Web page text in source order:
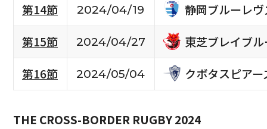
第14節
2024/04/19
静岡ブルーレヴ
第15節
2024/04/27
東芝ブレイブ
第16節
2024/05/04 クボタスピア
THE CROSS-BORDER RUGBY 2024